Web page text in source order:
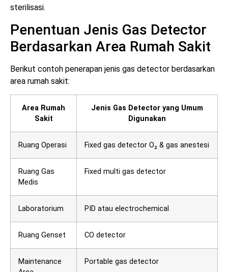
sterilisasi.
Penentuan Jenis Gas Detector
Berdasarkan Area Rumah Sakit
Berikut contoh penerapan jenis gas detector berdasarkan
area rumah sakit:
Area Rumah
Sakit
Jenis Gas Detector yang Umum
Digunakan
Ruang Operasi Fixed gas detector O₂ & gas anestesi
Ruang Gas
Medis
Fixed multi gas detector
Laboratorium PID atau electrochemical
Ruang Genset CO detector
Maintenance
Portable gas detector